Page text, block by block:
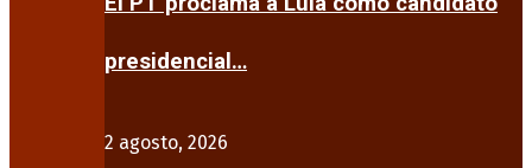
presidencial…
2 agosto, 2026